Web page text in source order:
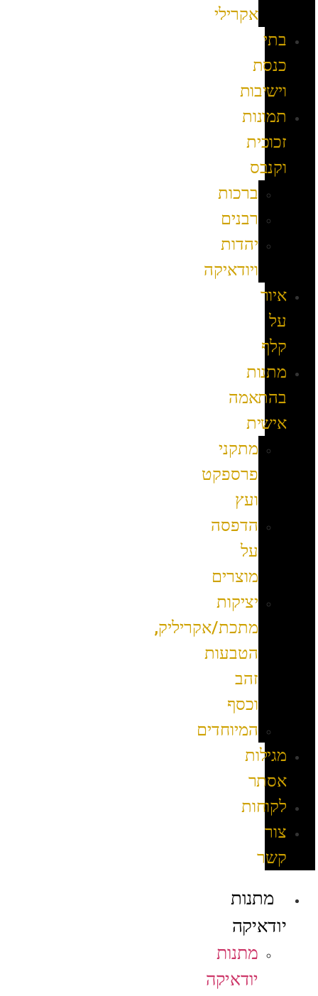
אקרילי
בתי
כנסת
וישיבות
תמונות
זכוכית
וקנבס
ברכות
רבנים
יהדות
ויודאיקה
איור
על
קלף
מתנות
בהתאמה
אישית
מתקני
פרספקט
ועץ
הדפסה
על
מוצרים
יציקות
מתכת/אקריליק,
הטבעות
זהב
וכסף
המיוחדים
מגילות
אסתר
לקוחות
צור
קשר
מתנות
יודאיקה
מתנות
יודאיקה